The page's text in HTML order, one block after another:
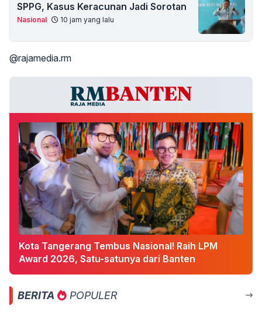
SPPG, Kasus Keracunan Jadi Sorotan
Nasional 10 jam yang lalu
@rajamedia.rm
Kota Tangerang Tembus Nasional! Raih LPM
Award 2026, Satu-satunya dari Banten
BERITA POPULER